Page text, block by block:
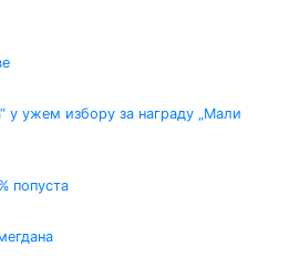
у ужем избору за награду „Мали
попуста